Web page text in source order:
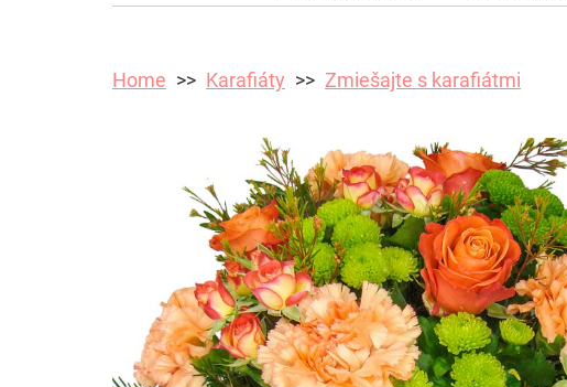
Home Karafiáty Zmiešajte s karafiátmi